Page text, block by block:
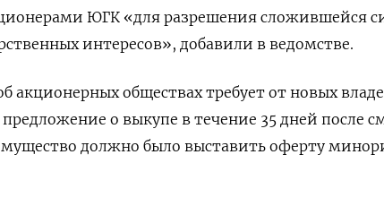
ЮГК «для разрешения сложившейся
интересов», добавили в ведомстве.
акционерных обществах требует от новых
о выкупе в течение 35 дней после
должно было выставить оферту